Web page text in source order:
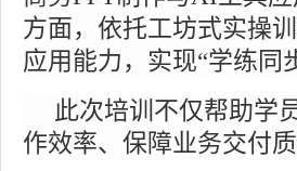
方面，依托工坊式实操
应用能力，实现“学练同
此次培训不仅帮助学
作效率、保障业务交付